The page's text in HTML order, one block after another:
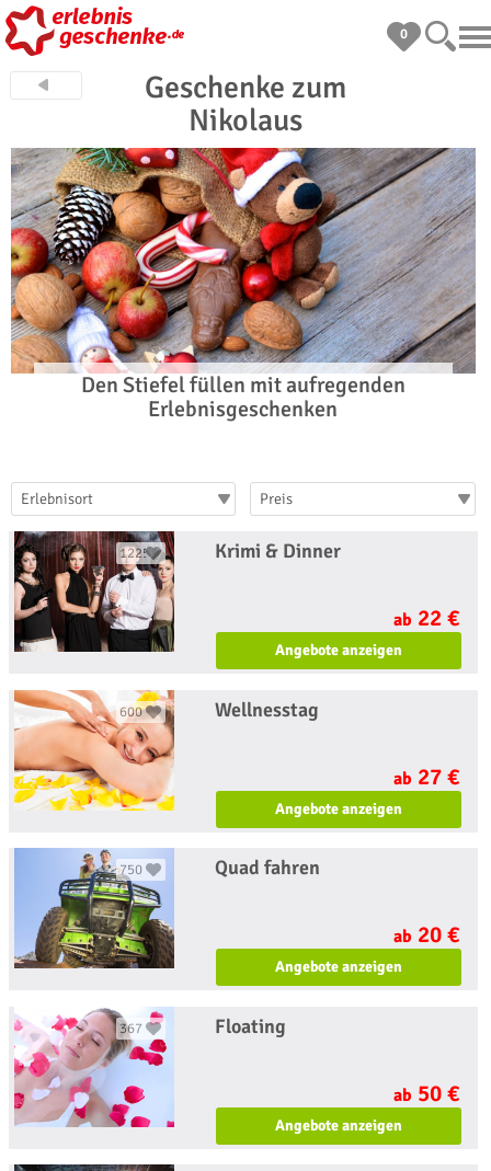
0
Geschenke zum
Nikolaus
Den Stiefel füllen mit aufregenden
Erlebnisgeschenken
Erlebnisort Preis
1225 Krimi & Dinner
ab 22 €
Angebote anzeigen
600 Wellnesstag
ab 27 €
Angebote anzeigen
750 Quad fahren
ab 20 €
Angebote anzeigen
367 Floating
ab 50 €
Angebote anzeigen